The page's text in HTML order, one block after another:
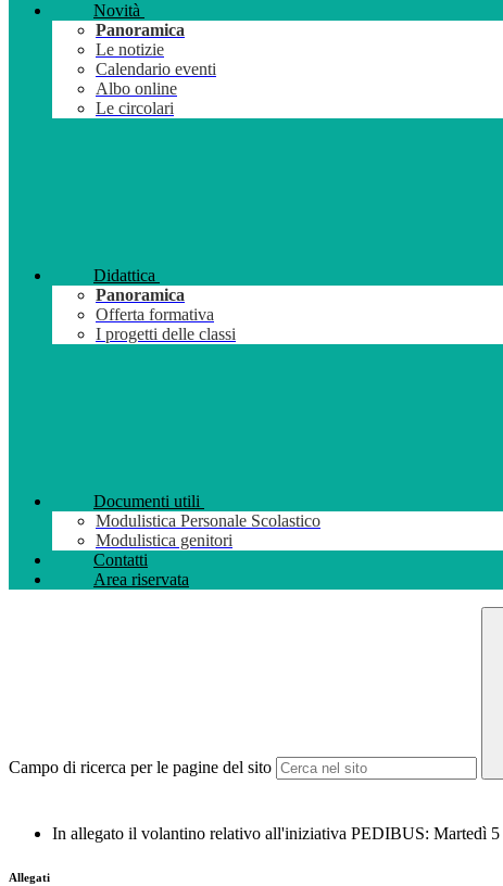
Novità
Panoramica
Le notizie
Calendario eventi
Albo online
Le circolari
Didattica
Panoramica
Offerta formativa
I progetti delle classi
Documenti utili
Modulistica Personale Scolastico
Modulistica genitori
Contatti
Area riservata
Campo di ricerca per le pagine del sito
In allegato il volantino relativo all'iniziativa PEDIBUS: Martedì
Allegati